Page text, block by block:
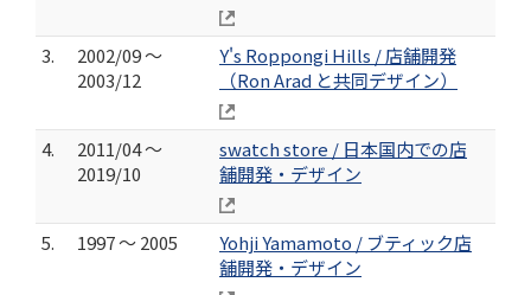
3.
2002/09 ～
2003/12
Y's Roppongi Hills / 店舗開発
（Ron Arad と共同デザイン）
4.
2011/04 ～
2019/10
swatch store / 日本国内での店
舗開発・デザイン
5. 1997 ～ 2005
Yohji Yamamoto / ブティック店
舗開発・デザイン